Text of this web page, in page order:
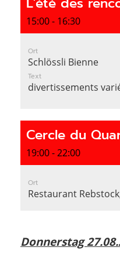
15:00 - 16:30
Ort
Schlössli Bienne
Text
divertissements
Cercle du
19:00 - 22:00
Ort
Restaurant
Donnerstag